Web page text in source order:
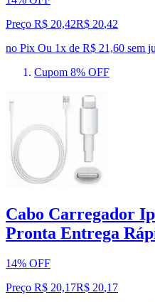
Preço R$ 20,42R$ 20,42
no Pix Ou 1x de R$ 21,60 sem
Cupom 8% OFF
Cabo Carregador
Pronta Entrega
14% OFF
Preço R$ 20,17R$ 20,17